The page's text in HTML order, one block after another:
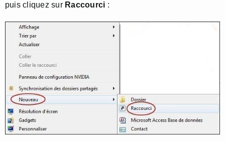
puis cliquez sur Raccourci :